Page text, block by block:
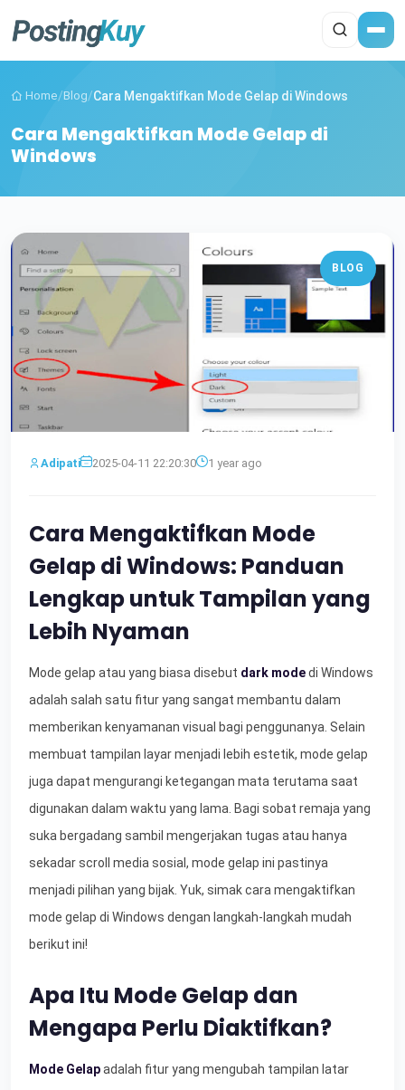
Home/Blog/Cara Mengaktifkan Mode Gelap di Windows
Cara Mengaktifkan Mode Gelap di
Windows
BLOG
Adipati 2025-04-11 22:20:30 1 year ago
Cara Mengaktifkan Mode
Gelap di Windows: Panduan
Lengkap untuk Tampilan yang
Lebih Nyaman
Mode gelap atau yang biasa disebut dark modedi Windows
adalah salah satu fitur yang sangat membantu dalam
memberikan kenyamanan visual bagi penggunanya. Selain
membuat tampilan layar menjadi lebih estetik, mode gelap
juga dapat mengurangi ketegangan mata terutama saat
digunakan dalam waktu yang lama. Bagi sobat remaja yang
suka bergadang sambil mengerjakan tugas atau hanya
sekadar scroll media sosial, mode gelap ini pastinya
menjadi pilihan yang bijak. Yuk, simak cara mengaktifkan
mode gelap di Windows dengan langkah-langkah mudah
berikut ini!
Apa Itu Mode Gelap dan
Mengapa Perlu Diaktifkan?
Mode Gelapadalah fitur yang mengubah tampilan latar